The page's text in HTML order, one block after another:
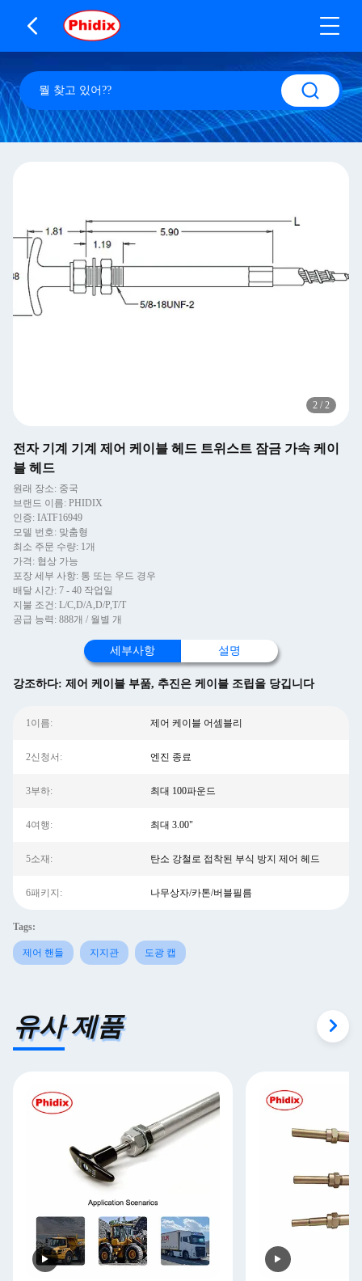
2 / 2
전자 기계 기계 제어 케이블 헤드 트위스트 잠금 가속 케이
블 헤드
원래 장소: 중국
브랜드 이름: PHIDIX
인증: IATF16949
모델 번호: 맞춤형
최소 주문 수량: 1개
가격: 협상 가능
포장 세부 사항: 통 또는 우드 경우
배달 시간: 7 - 40 작업일
지불 조건: L/C,D/A,D/P,T/T
공급 능력: 888개 / 월별 개
세부사항 설명
강조하다: 제어 케이블 부품, 추진은 케이블 조립을 당깁니다
1이름: 제어 케이블 어셈블리
2신청서: 엔진 종료
3부하: 최대 100파운드
4여행: 최대 3.00"
5소재: 탄소 강철로 접착된 부식 방지 제어 헤드
6패키지: 나무상자/카톤/버블필름
Tags:
제어 핸들 지지관 도광 캡
유사 제품